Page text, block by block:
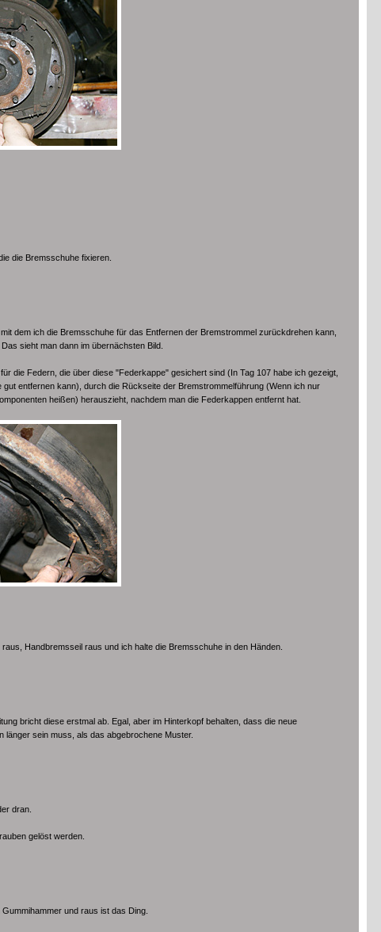
die Bremsschuhe fixieren.
dem ich die Bremsschuhe für das Entfernen der Bremstrommel zurückdrehen kann,
sieht man dann im übernächsten Bild.
die Federn, die über diese "Federkappe" gesichert sind (In Tag 107 habe ich gezeigt,
gut entfernen kann), durch die Rückseite der Bremstrommelführung (Wenn ich nur
heißen) herauszieht, nachdem man die Federkappen entfernt hat.
Handbremsseil raus und ich halte die Bremsschuhe in den Händen.
bricht diese erstmal ab. Egal, aber im Hinterkopf behalten, dass die neue
länger sein muss, als das abgebrochene Muster.
dran.
gelöst werden.
und raus ist das Ding.